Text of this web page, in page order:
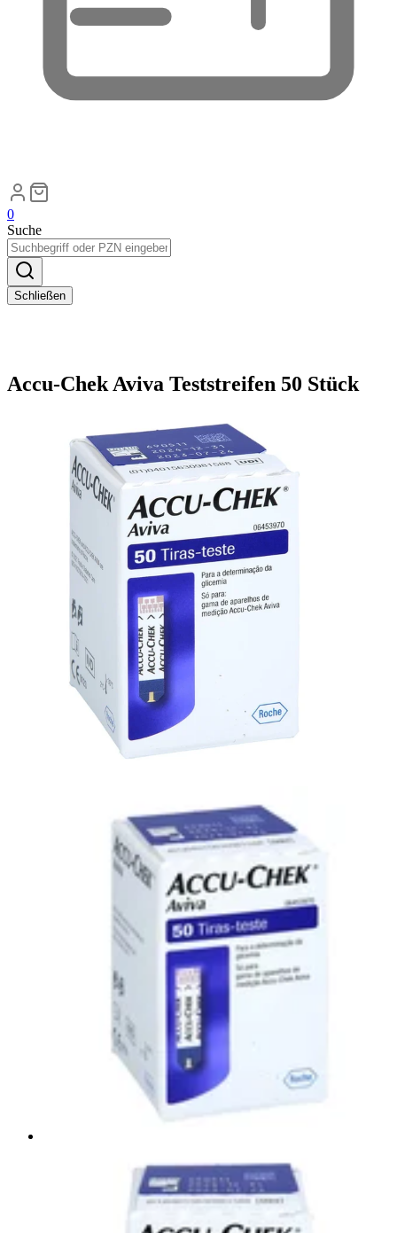
0
Suche
Schließen
Accu-Chek Aviva Teststreifen 50 Stück